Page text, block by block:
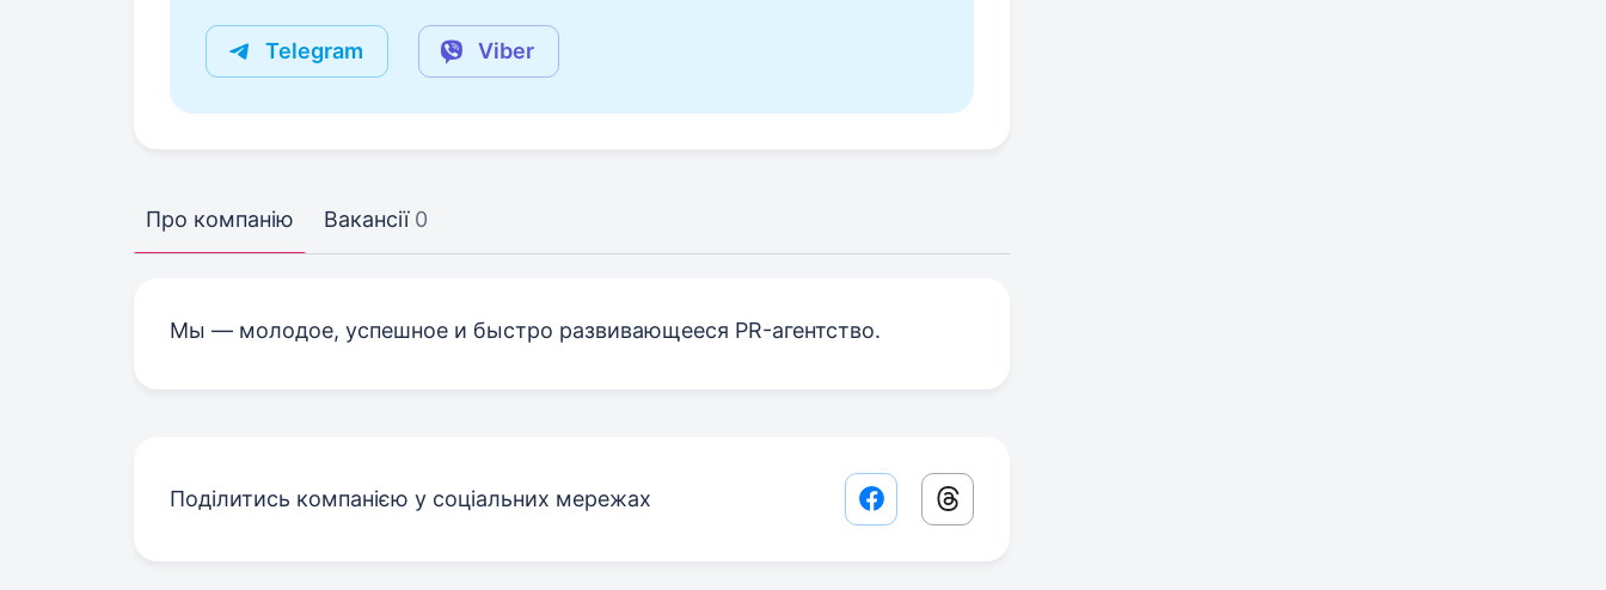
Telegram Viber
Про компанію Вакансії 0
Мы — молодое, успешное и быстро развивающееся PR-агентство.
Поділитись компанією у соціальних мережах Facebook share link
Threads share link